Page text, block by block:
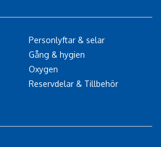
Personlyftar & selar
Gång & hygien
Oxygen
Reservdelar & Tillbehör